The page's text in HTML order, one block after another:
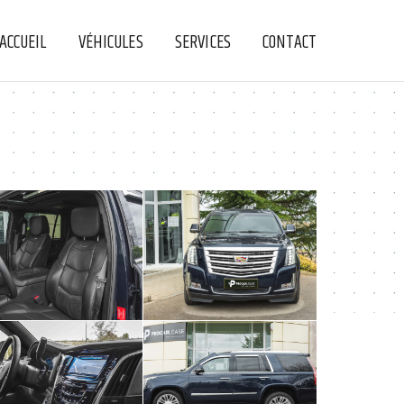
VÉHICULES SERVICES CONTACT
+ +
+ +
+